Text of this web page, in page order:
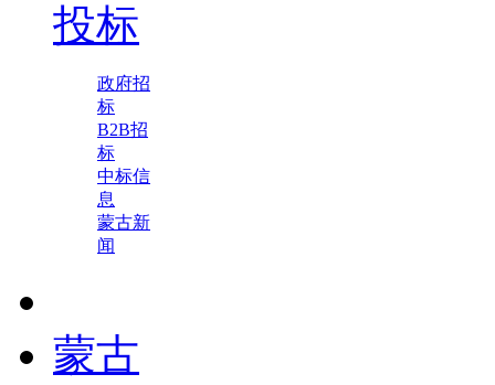
投标
政府招
标
B2B招
标
中标信
息
蒙古新
闻
蒙古